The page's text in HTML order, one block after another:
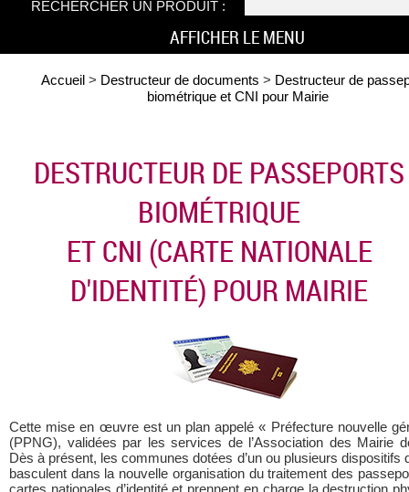
RECHERCHER UN PRODUIT :
AFFICHER LE MENU
Accueil > Destructeur de documents > Destructeur de
biométrique et CNI pour Mairie
DESTRUCTEUR DE PASSEPORTS
BIOMÉTRIQUE
ET CNI (CARTE NATIONALE
D'IDENTITÉ) POUR MAIRIE
Cette mise en œuvre est un plan appelé « Préfecture nouvelle
(PPNG), validées par les services de l’Association des Mairie
Dès à présent, les communes dotées d’un ou plusieurs dispositifs
basculent dans la nouvelle organisation du traitement des